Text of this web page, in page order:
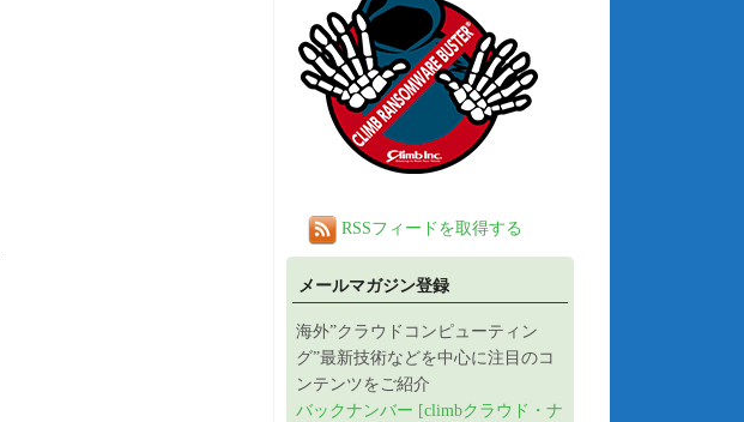
RSSフィードを取得する
メールマガジン登録
海外”クラウドコンピューティン
グ”最新技術などを中心に注目のコ
ンテンツをご紹介
バックナンバー [climbクラウド・ナ